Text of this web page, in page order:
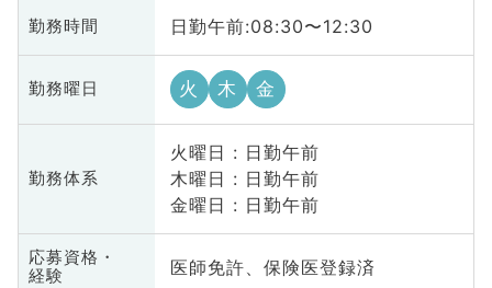
勤務時間 日勤午前:08:30〜12:30
勤務曜日 火 木 金
勤務体系
火曜日 : 日勤午前
木曜日 : 日勤午前
金曜日 : 日勤午前
応募資格・
経験
医師免許、保険医登録済